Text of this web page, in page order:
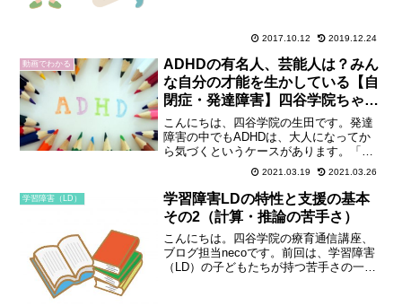
2017.10.12 2019.12.24
動画でわかる
ADHDの有名人、芸能人は？みん
な自分の才能を生かしている【自
閉症・発達障害】四谷学院ちゃん
ねる
こんにちは、四谷学院の生田です。発達
障害の中でもADHDは、大人になってか
ら気づくというケースがあります。「子
どもの頃とてもつらかったけれど、そう
いうことだったのか…」という声も聴き
ます。今回は、そうした大人になってか
ら判明したり、ADHD...
2021.03.19 2021.03.26
学習障害（LD）
学習障害LDの特性と支援の基本
その2（計算・推論の苦手さ）
こんにちは。四谷学院の療育通信講座、
ブログ担当necoです。前回は、学習障害
（LD）の子どもたちが持つ苦手さの一例